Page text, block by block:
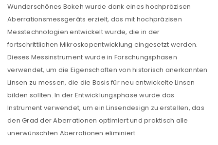
Wunderschönes Bokeh wurde dank eines hochpräzisen
Aberrationsmessgeräts erzielt, das mit hochpräzisen
Messtechnologien entwickelt wurde, die in der
fortschrittlichen Mikroskopentwicklung eingesetzt werden.
Dieses Messinstrument wurde in Forschungsphasen
verwendet, um die Eigenschaften von historisch anerkannten
Linsen zu messen, die die Basis für neu entwickelte Linsen
bilden sollten. In der Entwicklungsphase wurde das
Instrument verwendet, um ein Linsendesign zu erstellen, das
den Grad der Aberrationen optimiert und praktisch alle
unerwünschten Aberrationen eliminiert.